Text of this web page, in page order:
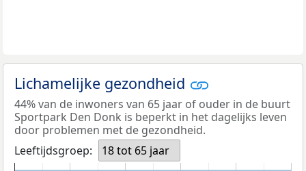
Lichamelijke gezondheid
44% van de inwoners van 65 jaar of ouder in de buurt
Sportpark Den Donk is beperkt in het dagelijks leven
door problemen met de gezondheid.
Leeftijdsgroep:
18 tot 65 jaar